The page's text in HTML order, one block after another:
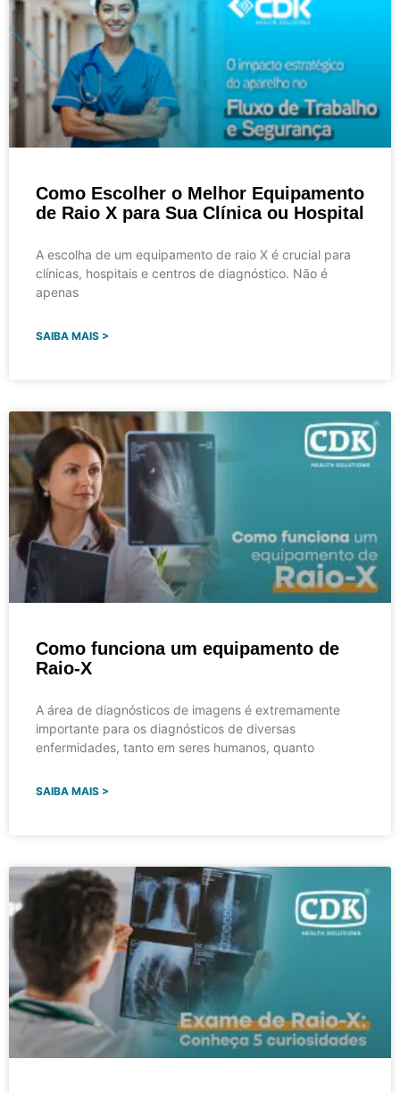
Como Escolher o Melhor Equipamento
de Raio X para Sua Clínica ou Hospital
A escolha de um equipamento de raio X é crucial para
clínicas, hospitais e centros de diagnóstico. Não é
apenas
SAIBA MAIS >
Como funciona um equipamento de
Raio-X
A área de diagnósticos de imagens é extremamente
importante para os diagnósticos de diversas
enfermidades, tanto em seres humanos, quanto
SAIBA MAIS >